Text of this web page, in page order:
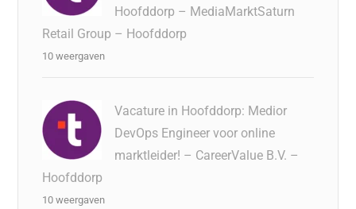
Hoofddorp – MediaMarktSaturn
Retail Group – Hoofddorp
10 weergaven
Vacature in Hoofddorp: Medior
DevOps Engineer voor online
marktleider! – CareerValue B.V. –
Hoofddorp
10 weergaven